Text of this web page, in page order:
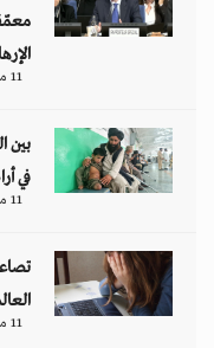
11 مارس 2026 - 09:30
بين
في
11 مارس 2026 - 11:19
11 مارس 2026 - 13:44